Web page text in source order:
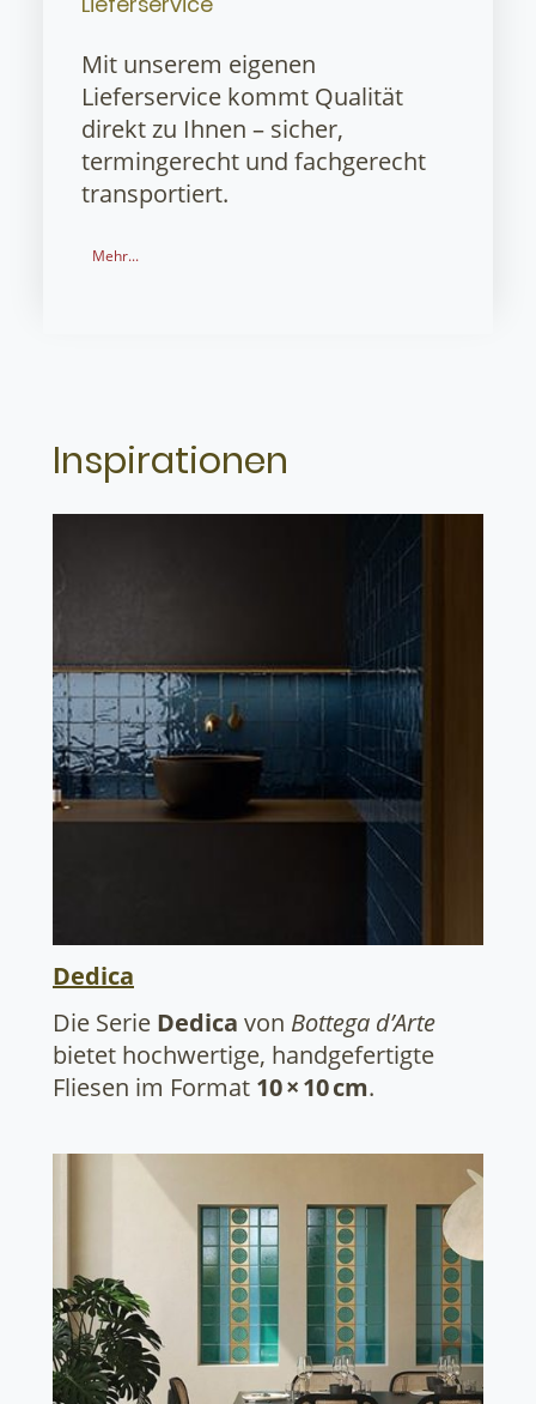
Mit unserem eigenen
Lieferservice kommt Qualität
direkt zu Ihnen – sicher,
termingerecht und fachgerecht
transportiert.
Mehr...
Inspirationen
Dedica
Die Serie Dedica von Bottega d’Arte
bietet hochwertige, handgefertigte
Fliesen im Format 10 × 10 cm.